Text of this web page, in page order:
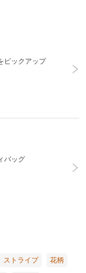
ピックアップ
バッグ
ストライプ 花柄